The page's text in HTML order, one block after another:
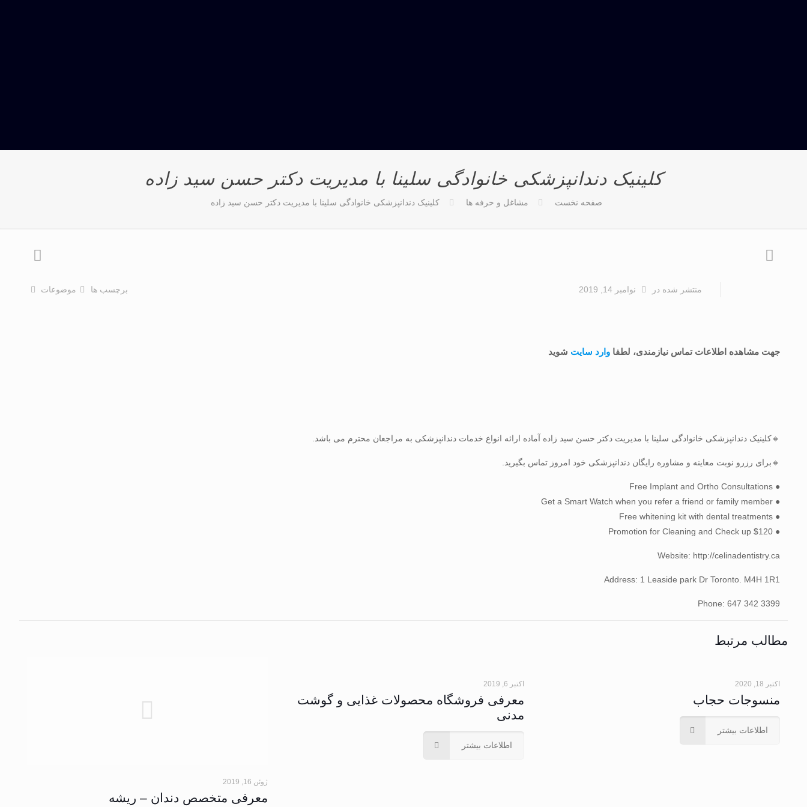
کلینیک دندانپزشکی خانوادگی سلینا با مدیریت دکتر حسن سید زاده
صفحه نخست مشاغل و حرفه ها کلینیک دندانپزشکی خانوادگی سلینا با مدیریت دکتر حسن سید زاده
منتشر شده در نوامبر 14, 2019 موضوعات برچسب ها
جهت مشاهده اطلاعات تماس نیازمندی، لطفا وارد سایت شوید
🔸کلینیک دندانپزشکی خانوادگی سلینا با مدیریت دکتر حسن سید زاده آماده ارائه انواع خدمات دندانپزشکی به مراجعان محترم می باشد.
🔸برای رزرو نوبت معاینه و مشاوره رایگان دندانپزشکی خود امروز تماس بگیرید.
● Free Implant and Ortho Consultations
● Get a Smart Watch when you refer a friend or family member
● Free whitening kit with dental treatments
● $120 Promotion for Cleaning and Check up
Website: http://celinadentistry.ca
Address: 1 Leaside park Dr Toronto. M4H 1R1
Phone: 647 342 3399
مطالب مرتبط
اکتبر 18, 2020
منسوجات حجاب
اطلاعات بیشتر
اکتبر 6, 2019
معرفی فروشگاه محصولات غذایی و گوشت
مدنی
اطلاعات بیشتر
ژوئن 16, 2019
معرفی متخصص دندان – ریشه